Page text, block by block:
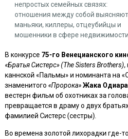
непростых семейных связях:
отношения между собой выясняют
маньяки, киллеры, отцеубийцы и
мошенники в сфере недвижимости.
В конкурсе 75-го Венецианского
«Братья Систерс» (The Sisters Brothers),
каннской «Пальмы» и номинанта на
знаменитого «Пророка»Жака Одиара
вестерн фильм об охотниках за
превращается в драму о двух
фамилией Систерс (сестры).
Во времена золотой лихорадки где-